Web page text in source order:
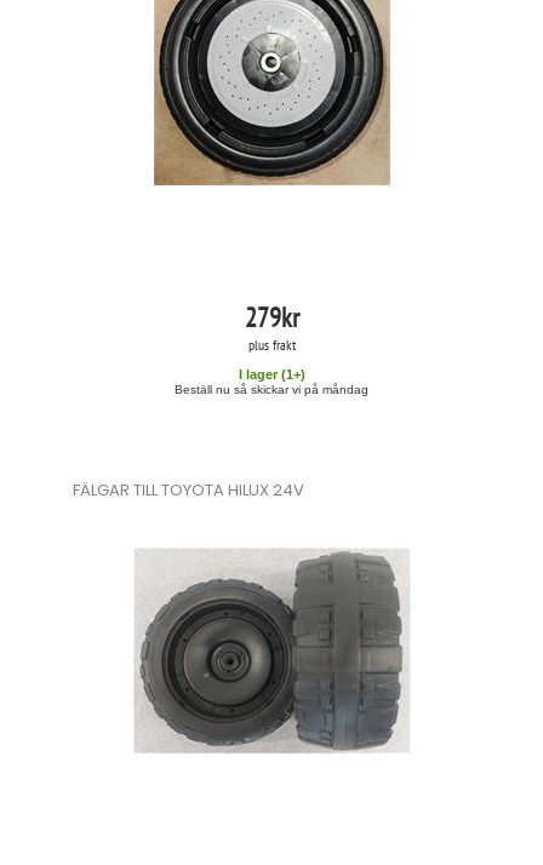
279kr
plus frakt
I lager (1+)
Beställ nu så skickar vi på måndag
FÄLGAR TILL TOYOTA HILUX 24V